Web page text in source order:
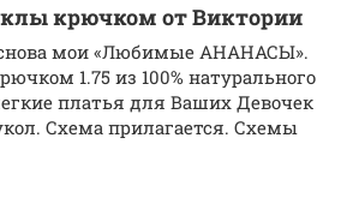
крючком от Виктории
мои «Любимые АНАНАСЫ».
1.75 из 100% натурального
платья для Ваших Девочек
Схема прилагается. Схемы